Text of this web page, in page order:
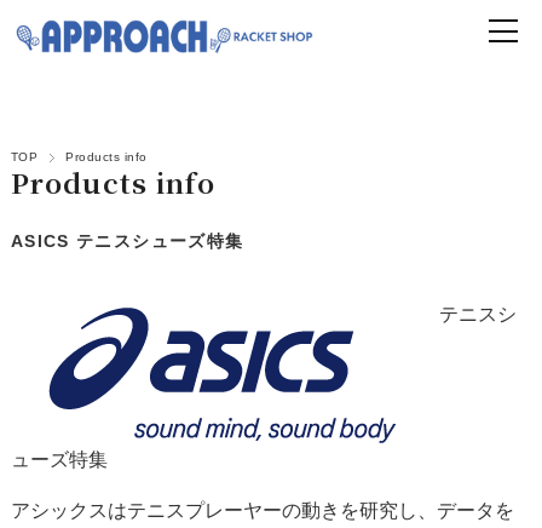
TOP Products info
Products info
ASICS テニスシューズ特集
テニスシ
ューズ特集
アシックスはテニスプレーヤーの動きを研究し、データを